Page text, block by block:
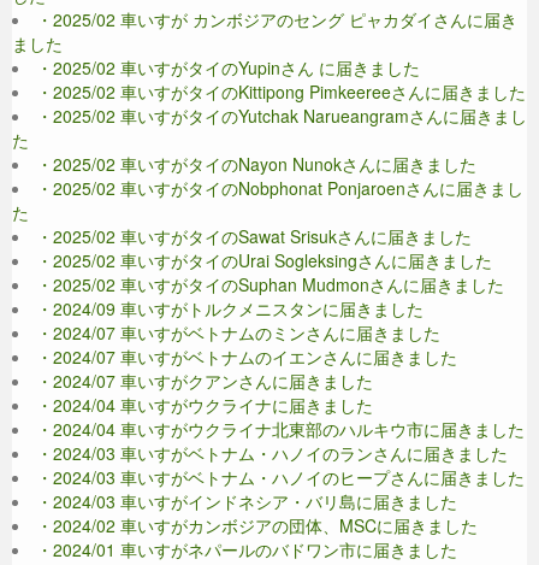
・2025/02 車いすが カンボジアのセング ピャカダイさんに届き
ました
・2025/02 車いすがタイのYupinさん に届きました
・2025/02 車いすがタイのKittipong Pimkeereeさんに届きました
・2025/02 車いすがタイのYutchak Narueangramさんに届きまし
た
・2025/02 車いすがタイのNayon Nunokさんに届きました
・2025/02 車いすがタイのNobphonat Ponjaroenさんに届きまし
た
・2025/02 車いすがタイのSawat Srisukさんに届きました
・2025/02 車いすがタイのUrai Sogleksingさんに届きました
・2025/02 車いすがタイのSuphan Mudmonさんに届きました
・2024/09 車いすがトルクメニスタンに届きました
・2024/07 車いすがベトナムのミンさんに届きました
・2024/07 車いすがベトナムのイエンさんに届きました
・2024/07 車いすがクアンさんに届きました
・2024/04 車いすがウクライナに届きました
・2024/04 車いすがウクライナ北東部のハルキウ市に届きました
・2024/03 車いすがベトナム・ハノイのランさんに届きました
・2024/03 車いすがベトナム・ハノイのヒープさんに届きました
・2024/03 車いすがインドネシア・バリ島に届きました
・2024/02 車いすがカンボジアの団体、MSCに届きました
・2024/01 車いすがネパールのバドワン市に届きました